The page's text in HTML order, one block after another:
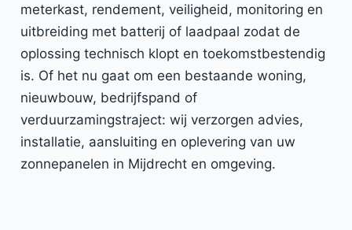
meterkast, rendement, veiligheid, monitoring en
uitbreiding met batterij of laadpaal zodat de
oplossing technisch klopt en toekomstbestendig
is. Of het nu gaat om een bestaande woning,
nieuwbouw, bedrijfspand of
verduurzamingstraject: wij verzorgen advies,
installatie, aansluiting en oplevering van uw
zonnepanelen in Mijdrecht en omgeving.